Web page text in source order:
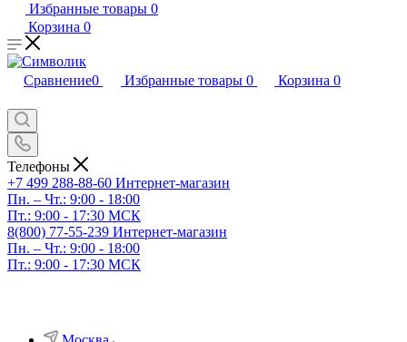
Избранные товары 0
Корзина 0
Сравнение0 Избранные товары 0 Корзина 0
Телефоны
+7 499 288-88-60 Интернет-магазин
Пн. – Чт.: 9:00 - 18:00
Пт.: 9:00 - 17:30 МСК
8(800) 77-55-239 Интернет-магазин
Пн. – Чт.: 9:00 - 18:00
Пт.: 9:00 - 17:30 МСК